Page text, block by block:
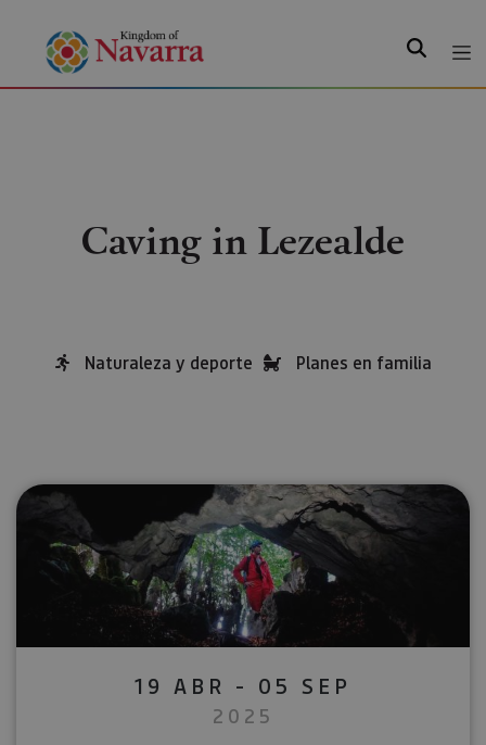
Search
Caving in Lezealde
Naturaleza y deporte Planes en familia
19 ABR - 05 SEP
2025